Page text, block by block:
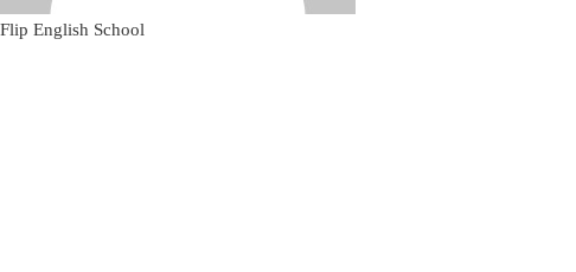
Flip English School